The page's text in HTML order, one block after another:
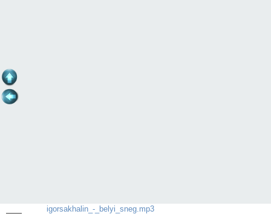
igorsakhalin_-_belyi_sneg.mp3